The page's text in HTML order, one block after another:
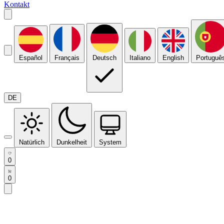
Kontakt
Español Français Deutsch Italiano English
DE
Natürlich Dunkelheit System
0
0